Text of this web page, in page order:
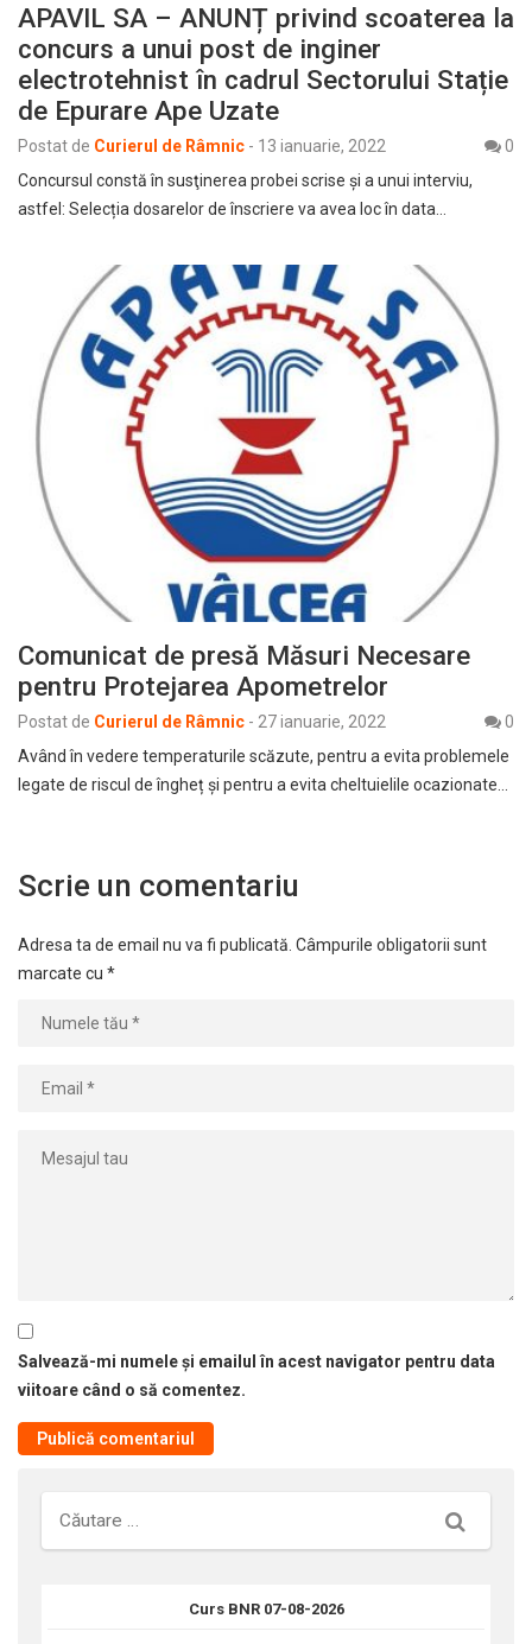
APAVIL SA – ANUNȚ privind scoaterea la
concurs a unui post de inginer
electrotehnist în cadrul Sectorului Stație
de Epurare Ape Uzate
Postat de Curierul de Râmnic - 13 ianuarie, 2022
0
Concursul constă în susţinerea probei scrise și a unui interviu,
astfel: Selecția dosarelor de înscriere va avea loc în data…
Comunicat de presă Măsuri Necesare
pentru Protejarea Apometrelor
Postat de Curierul de Râmnic - 27 ianuarie, 2022
0
Având în vedere temperaturile scăzute, pentru a evita problemele
legate de riscul de îngheț și pentru a evita cheltuielile ocazionate…
Scrie un comentariu
Adresa ta de email nu va fi publicată. Câmpurile obligatorii sunt
marcate cu *
Salvează-mi numele și emailul în acest navigator pentru data
viitoare când o să comentez.
Căutare
Curs BNR 07-08-2026